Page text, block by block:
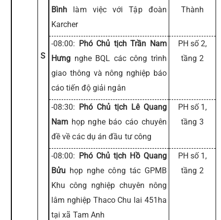
S
Bình làm việc với Tập đoàn
Karcher
Thành
-08:00: Phó Chủ tịch Trần Nam
Hưng nghe BQL các công trình
giao thông và nông nghiệp báo
cáo tiến độ giải ngân
PH số 2,
tầng 2
-08:30: Phó Chủ tịch Lê Quang
Nam họp nghe báo cáo chuyên
đề về các dụ án đầu tư công
PH số 1,
tầng 3
-08:00: Phó Chủ tịch Hồ Quang
Bửu họp nghe công tác GPMB
Khu công nghiệp chuyên nông
lâm nghiệp Thaco Chu lai 451ha
tại xã Tam Anh
PH số 1,
tầng 2